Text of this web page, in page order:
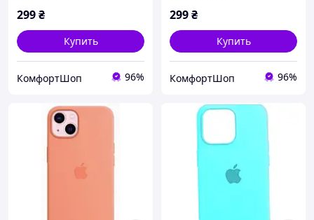
299₴
Купить
КомфортШоп 96%
299₴
Купить
КомфортШоп 96%